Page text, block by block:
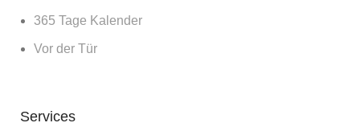
365 Tage Kalender
Vor der Tür
Services